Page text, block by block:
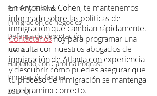
Bethany Biswas
Inmigración de negocios
Defensa de deportación
DACA
Hablando con Carolina Podcast
Inmigración familiar
LGBTQI+
En Antonini & Cohen, te mantenemos
informado sobre las políticas de
inmigración que cambian rápidamente.
Contáctanos hoy para programar una
consulta con nuestros abogados de
inmigración de Atlanta con experiencia
y descubrir cómo puedes asegurar que
tu proceso de inmigración se mantenga
en el camino correcto.